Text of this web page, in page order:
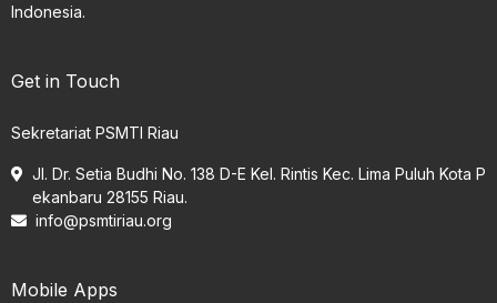
Indonesia.
Get in Touch
Sekretariat PSMTI Riau
Jl. Dr. Setia Budhi No. 138 D-E Kel. Rintis Kec. Lima Puluh Kota P
ekanbaru 28155 Riau.
info@psmtiriau.org
Mobile Apps